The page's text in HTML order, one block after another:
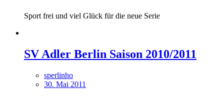
Sport frei und viel Glück für die neue Serie
SV Adler Berlin Saison 2010/2011
sperlinho
30. Mai 2011